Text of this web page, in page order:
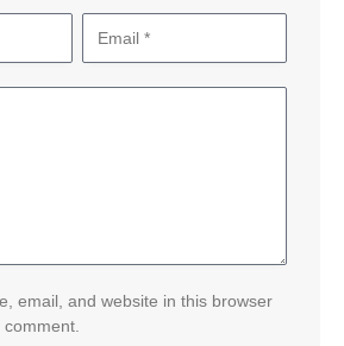
email, and website in this browser